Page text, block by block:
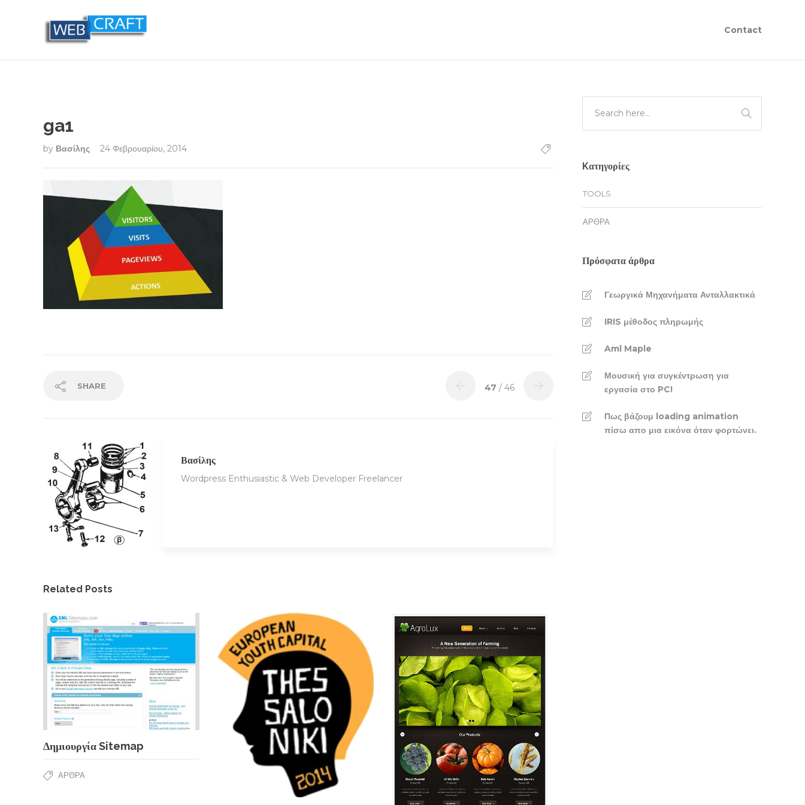
Contact
ga1
by Βασίλης 24 Φεβρουαρίου, 2014
SHARE 47 / 46
Βασίλης
Wordpress Enthusiastic & Web Developer Freelancer
Related Posts
Δημιουργία Sitemap
ΆΡΘΡΑ
Kατηγορίες
TOOLS
ΆΡΘΡΑ
Πρόσφατα άρθρα
Γεωργικά Μηχανήματα Ανταλλακτικά
IRIS μέθοδος πληρωμής
Aml Maple
Μουσική για συγκέντρωση για
εργασία στο PC!
Πως βάζουμ loading animation
πίσω απο μια εικόνα όταν φορτώνει.